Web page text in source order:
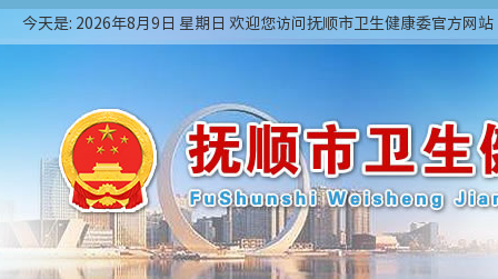
今天是: 2026年8月9日 星期日 欢迎您访问抚顺市卫生健康委官方网站